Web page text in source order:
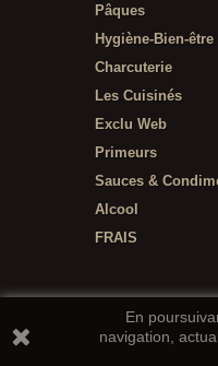
En
navigation,
Pâques
Hygiène-Bien-être
Charcuterie
Les Cuisinés
Exclu Web
Primeurs
Sauces &
Alcool
FRAIS